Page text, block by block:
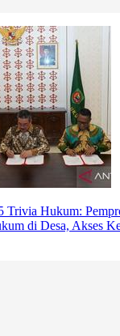
Trivia Hukum:
di Desa, Akses